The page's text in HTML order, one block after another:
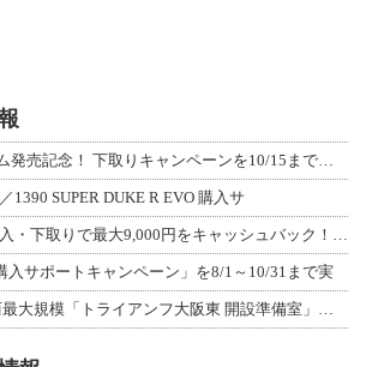
1390 SUPER DUKE R EVO 購入サ
入サポートキャンペーン」を8/1～10/31まで実